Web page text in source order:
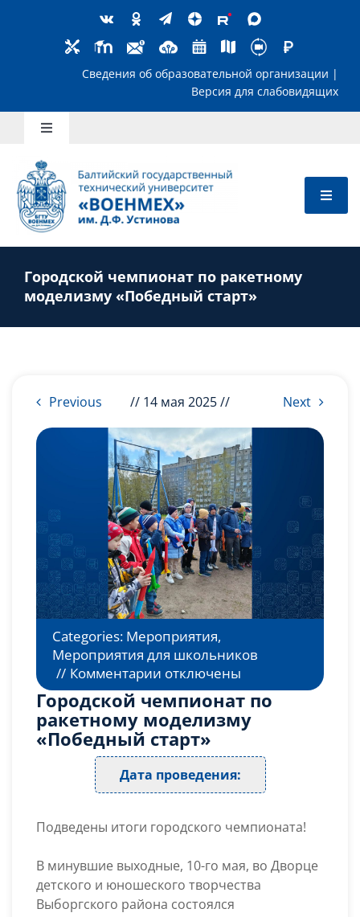
Сведения об образовательной
Toggle
Школьникам
Абитуриентам
Студентам
Преподавателям
Партнерам
Городской чемпионат по ракетному
моделизму «Победный старт»
Previous Next
// 14 мая 2025 //
Categories: Мероприятия,
Мероприятия для школьников
// Комментарии к
записи
Городской
чемпионат
по
моделизму
старт»
отключены
Городской чемпионат по
ракетному моделизму
«Победный старт»
Дата проведения:
Подведены итоги городского чемпионата!
В минувшие выходные, 10-го мая, во Дворце
детского и юношеского творчества
Выборгского района состоялся